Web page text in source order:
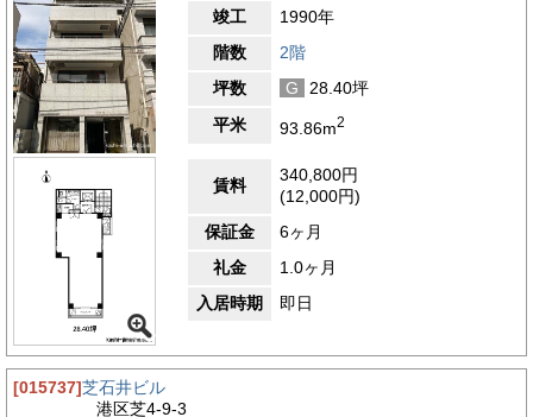
竣工
1990年
階数
2階
坪数
G
28.40坪
平米
93.86m2
賃料
340,800円
(12,000円)
保証金
6ヶ月
礼金
1.0ヶ月
入居時期
即日
[015737]芝石井ビル
港区芝4-9-3